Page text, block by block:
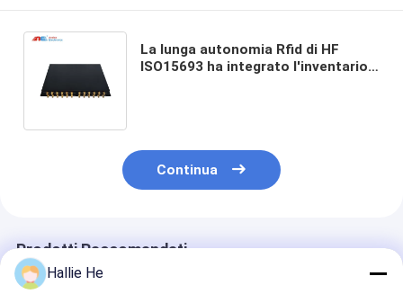
La lunga autonomia Rfid di HF
ISO15693 ha integrato l'inventario
Continua
Prodotti Raccomandati
Hallie He